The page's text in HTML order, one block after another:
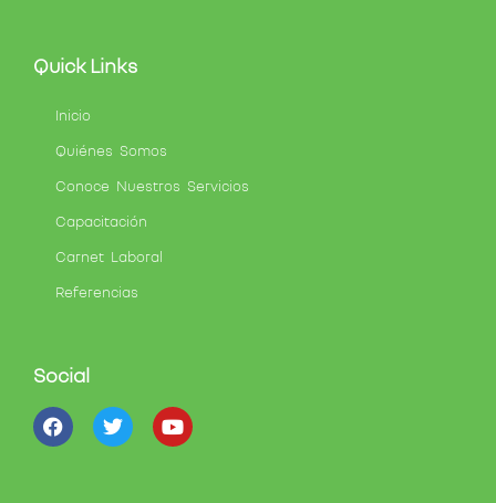
Quick Links
Inicio
Quiénes Somos
Conoce Nuestros Servicios
Capacitación
Carnet Laboral
Referencias
Social